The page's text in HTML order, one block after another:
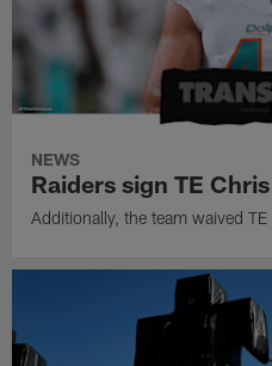
NEWS
Raiders sign TE
Additionally, the team waived